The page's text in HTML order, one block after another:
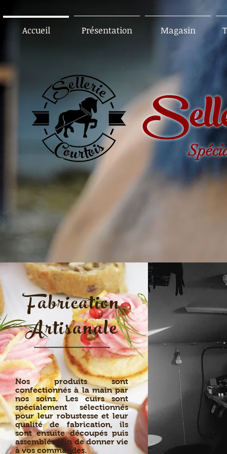
Fabrication
Artisanale
Nos produits sont
confectionnés à la main par
nos soins. Les cuirs sont
spécialement sélectionnés
pour leur robustesse et leur
qualité de fabrication, ils
sont ensuite découpés puis
assemblés afin de donner vie
à vos commandes.
Accueil Présentation Magasin